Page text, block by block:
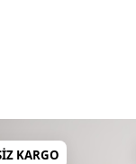
KARGO